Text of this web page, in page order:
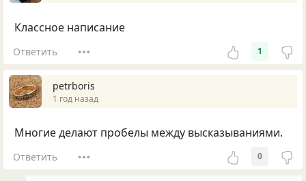
Классное написание
Ответить 1
petrboris
1 год назад
Многие делают пробелы между высказываниями.
Ответить 0